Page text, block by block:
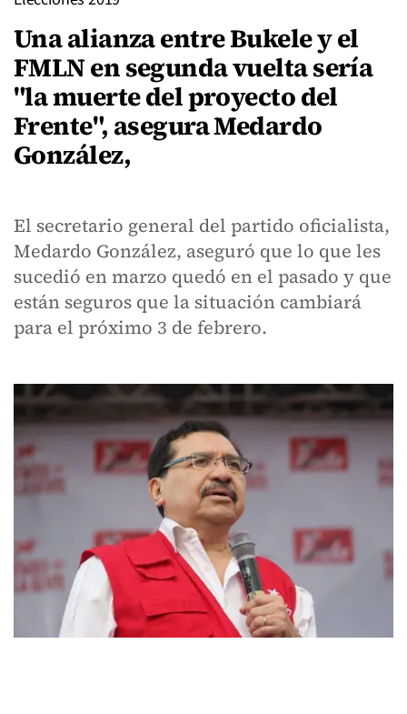
Una alianza entre Bukele y el
FMLN en segunda vuelta sería
"la muerte del proyecto del
Frente", asegura Medardo
González,
El secretario general del partido oficialista,
Medardo González, aseguró que lo que les
sucedió en marzo quedó en el pasado y que
están seguros que la situación cambiará
para el próximo 3 de febrero.